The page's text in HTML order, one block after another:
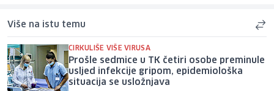
Više na istu temu
CIRKULIŠE VIŠE VIRUSA
Prošle sedmice u TK četiri osobe preminule
usljed infekcije gripom, epidemiološka
situacija se usložnjava